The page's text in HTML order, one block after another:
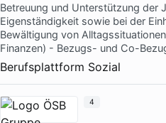
Betreuung und Unterstützung der
Eigenständigkeit sowie bei der
Bewältigung von
Finanzen) - Bezugs- und Co-
Berufsplattform Sozial
4